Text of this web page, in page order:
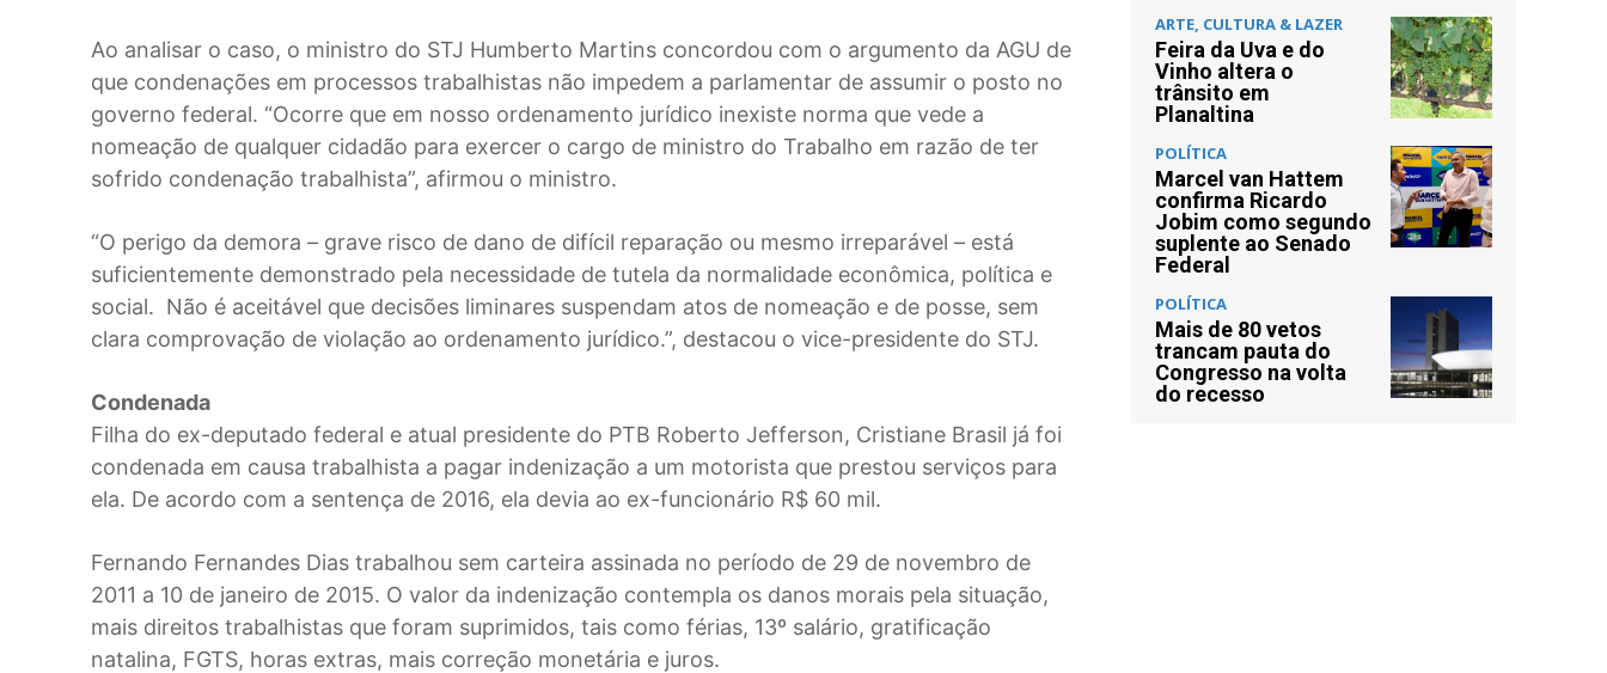
Ao analisar o caso, o ministro do STJ Humberto Martins concordou com o argumento da AGU de
que condenações em processos trabalhistas não impedem a parlamentar de assumir o posto no
governo federal. “Ocorre que em nosso ordenamento jurídico inexiste norma que vede a
nomeação de qualquer cidadão para exercer o cargo de ministro do Trabalho em razão de ter
sofrido condenação trabalhista”, afirmou o ministro.
“O perigo da demora – grave risco de dano de difícil reparação ou mesmo irreparável – está
suficientemente demonstrado pela necessidade de tutela da normalidade econômica, política e
social. Não é aceitável que decisões liminares suspendam atos de nomeação e de posse, sem
clara comprovação de violação ao ordenamento jurídico.”, destacou o vice-presidente do STJ.
Condenada
Filha do ex-deputado federal e atual presidente do PTB Roberto Jefferson, Cristiane Brasil já foi
condenada em causa trabalhista a pagar indenização a um motorista que prestou serviços para
ela. De acordo com a sentença de 2016, ela devia ao ex-funcionário R$ 60 mil.
Fernando Fernandes Dias trabalhou sem carteira assinada no período de 29 de novembro de
2011 a 10 de janeiro de 2015. O valor da indenização contempla os danos morais pela situação,
mais direitos trabalhistas que foram suprimidos, tais como férias, 13º salário, gratificação
natalina, FGTS, horas extras, mais correção monetária e juros.
ARTE, CULTURA & LAZER
Feira da Uva e do
Vinho altera o
trânsito em
Planaltina
POLÍTICA
Marcel van Hattem
confirma Ricardo
Jobim como segundo
suplente ao Senado
Federal
POLÍTICA
Mais de 80 vetos
trancam pauta do
Congresso na volta
do recesso